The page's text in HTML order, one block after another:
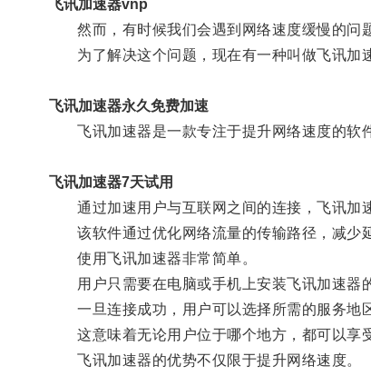
飞讯加速器vnp
然而，有时候我们会遇到网络速度缓慢的问
为了解决这个问题，现在有一种叫做飞讯加速
飞讯加速器永久免费加速
飞讯加速器是一款专注于提升网络速度的软件
飞讯加速器7天试用
通过加速用户与互联网之间的连接，飞讯加速
该软件通过优化网络流量的传输路径，减少延
使用飞讯加速器非常简单。
用户只需要在电脑或手机上安装飞讯加速器
一旦连接成功，用户可以选择所需的服务地区
这意味着无论用户位于哪个地方，都可以享受
飞讯加速器的优势不仅限于提升网络速度。